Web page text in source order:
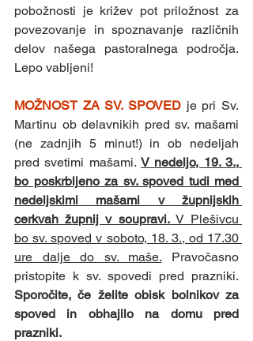
pobožnosti je križev pot priložnost za
povezovanje in spoznavanje različnih
delov našega pastoralnega področja.
Lepo vabljeni!
MOŽNOST ZA SV. SPOVED je pri Sv.
Martinu ob delavnikih pred sv. mašami
(ne zadnjih 5 minut!) in ob nedeljah
pred svetimi mašami. V nedeljo, 19. 3.,
bo poskrbljeno za sv. spoved tudi med
nedeljskimi mašami v župnijskih
cerkvah župnij v soupravi. V Plešivcu
bo sv. spoved v soboto, 18. 3., od 17.30
ure dalje do sv. maše. Pravočasno
Sporočite, če želite obisk bolnikov za
spoved in obhajilo na domu pred
prazniki.